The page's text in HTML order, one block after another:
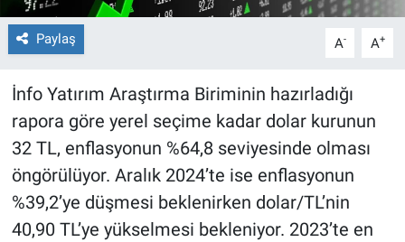
Paylaş A- A+
İnfo Yatırım Araştırma Biriminin hazırladığı
rapora göre yerel seçime kadar dolar kurunun
32 TL, enflasyonun %64,8 seviyesinde olması
öngörülüyor. Aralık 2024’te ise enflasyonun
%39,2’ye düşmesi beklenirken dolar/TL’nin
40,90 TL’ye yükselmesi bekleniyor. 2023’te en